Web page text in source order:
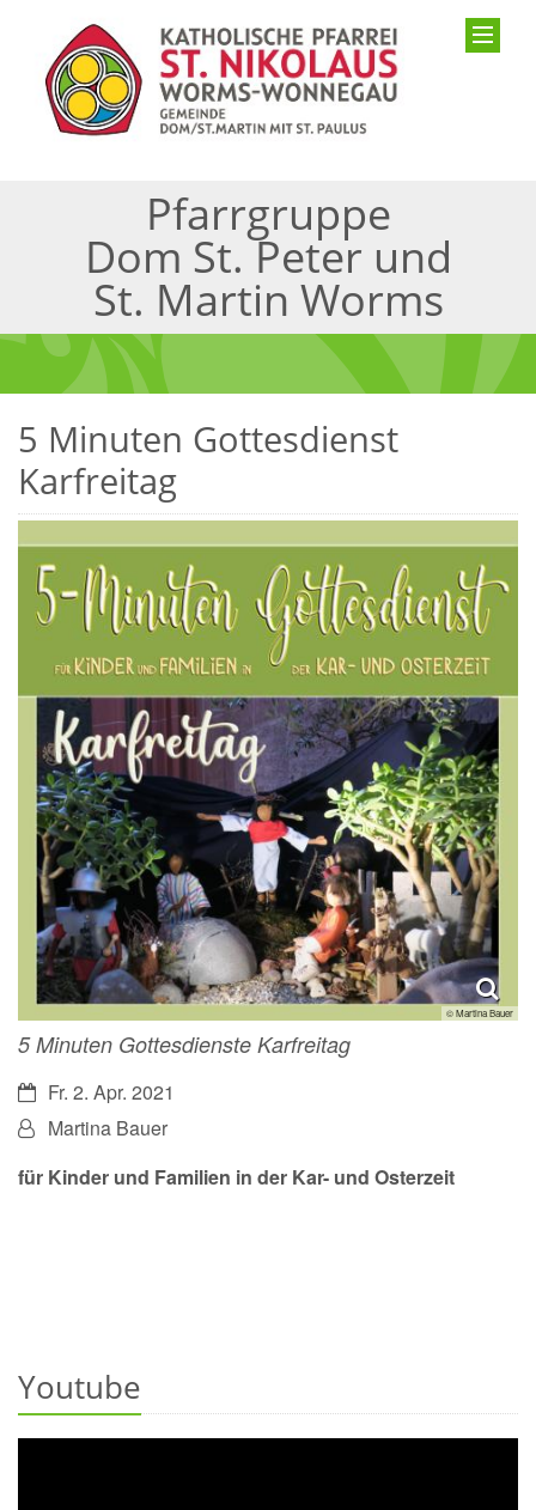
Pfarrgruppe
Dom St. Peter und
St. Martin Worms
5 Minuten Gottesdienst
Karfreitag
© Martina Bauer
5 Minuten Gottesdienste Karfreitag
Datum:Fr. 2. Apr. 2021
Von:Martina Bauer
für Kinder und Familien in der Kar- und Osterzeit
Youtube